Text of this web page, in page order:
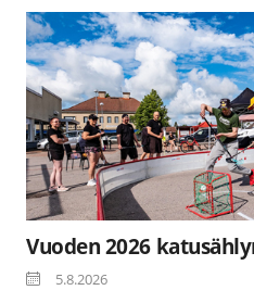
Vuoden 2026
5.8.2026